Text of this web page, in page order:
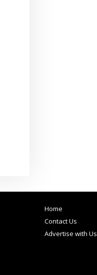
Home
Contact Us
Advertise with Us